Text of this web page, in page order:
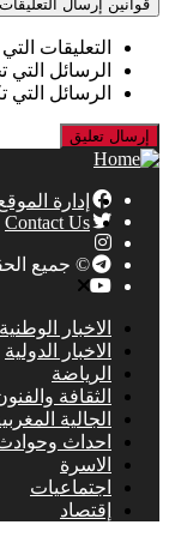
قوانين إرسال التعليقات
التعليقات
الرسائل التي
الرسائل التي
إدارة
Contact Us
© جميع
الاخبار الوطنية
الاخبار الدولية
الرياضة
الثقافة
الجالية
احداث
الاسرة
اجتماعيات
إقتصاد